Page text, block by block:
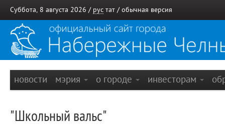
Суббота, 8 августа 2026 / рус тат / обычная версия
новости мэрия о городе инвесторам
"Школьный вальс"